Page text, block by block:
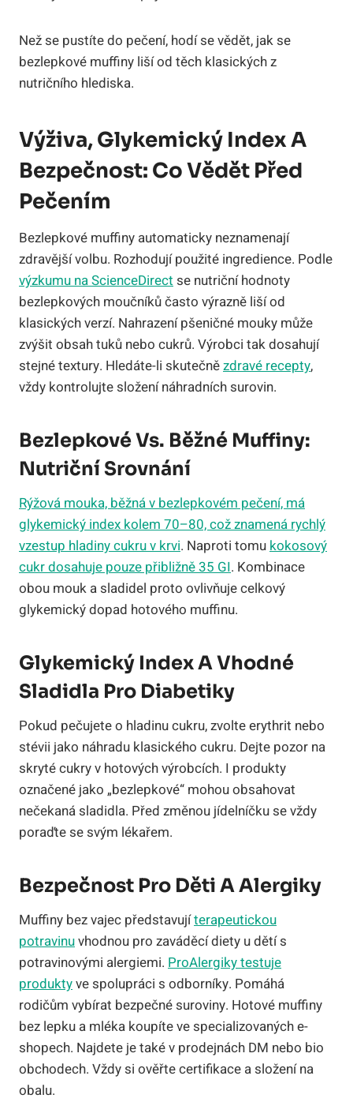
Než se pustíte do pečení, hodí se vědět, jak se
bezlepkové muffiny liší od těch klasických z
nutričního hlediska.
Výživa, Glykemický Index A
Bezpečnost: Co Vědět Před
Pečením
Bezlepkové muffiny automaticky neznamenají
zdravější volbu. Rozhodují použité ingredience. Podle
výzkumu na ScienceDirectse nutriční hodnoty
bezlepkových moučníků často výrazně liší od
klasických verzí. Nahrazení pšeničné mouky může
zvýšit obsah tuků nebo cukrů. Výrobci tak dosahují
stejné textury. Hledáte-li skutečnězdravé recepty,
vždy kontrolujte složení náhradních surovin.
Bezlepkové Vs. Běžné Muffiny:
Nutriční Srovnání
Rýžová mouka, běžná v bezlepkovém pečení, má
glykemický index kolem 70–80, což znamená rychlý
vzestup hladiny cukru v krvi. Naproti tomukokosový
cukr dosahuje pouze přibližně 35 GI. Kombinace
obou mouk a sladidel proto ovlivňuje celkový
glykemický dopad hotového muffinu.
Glykemický Index A Vhodné
Sladidla Pro Diabetiky
Pokud pečujete o hladinu cukru, zvolte erythrit nebo
stévii jako náhradu klasického cukru. Dejte pozor na
skryté cukry v hotových výrobcích. I produkty
označené jako „bezlepkové“ mohou obsahovat
nečekaná sladidla. Před změnou jídelníčku se vždy
poraďte se svým lékařem.
Bezpečnost Pro Děti A Alergiky
Muffiny bez vajec představujíterapeutickou
potravinuvhodnou pro zaváděcí diety u dětí s
potravinovými alergiemi. ProAlergiky testuje
produktyve spolupráci s odborníky. Pomáhá
rodičům vybírat bezpečné suroviny. Hotové muffiny
bez lepku a mléka koupíte ve specializovaných e-
shopech. Najdete je také v prodejnách DM nebo bio
obchodech. Vždy si ověřte certifikace a složení na
obalu.